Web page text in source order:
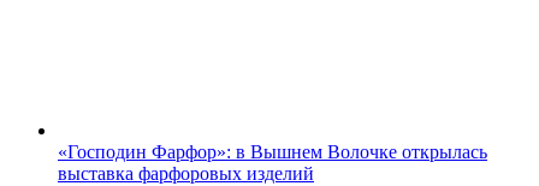
«Господин Фарфор»: в Вышнем Волочке открылась
выставка фарфоровых изделий